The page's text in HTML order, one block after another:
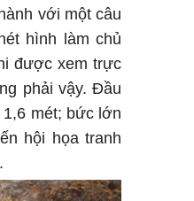
với một câu
hình làm chủ
được xem trực
phải vậy. Đầu
mét; bức lớn
hội họa tranh